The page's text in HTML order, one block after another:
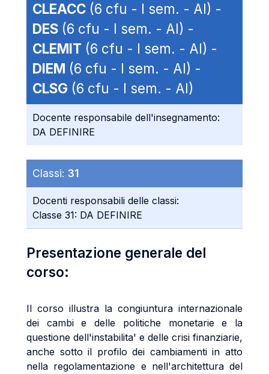
CLEACC (6 cfu - I sem. - AI) -
DES (6 cfu - I sem. - AI) -
CLEMIT (6 cfu - I sem. - AI) -
DIEM (6 cfu - I sem. - AI) -
CLSG (6 cfu - I sem. - AI)
Docente responsabile dell'insegnamento:
DA DEFINIRE
Classi: 31
Docenti responsabili delle classi:
Classe 31: DA DEFINIRE
Presentazione generale del
corso:
Il corso illustra la congiuntura internazionale
dei cambi e delle politiche monetarie e la
questione dell'instabilita' e delle crisi finanziarie,
anche sotto il profilo dei cambiamenti in atto
nella regolamentazione e nell'architettura del